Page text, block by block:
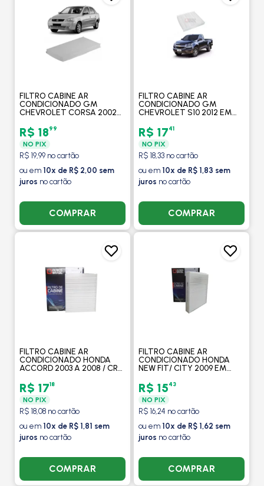
FILTRO CABINE AR
CONDICIONADO GM
CHEVROLET CORSA 2002
2003 A 2010 - FILTROS
BRASIL
R$ 1899
NO PIX
R$ 19,99 no cartão
ou em 10x de R$ 2,00 sem
juros no cartão
COMPRAR
FILTRO CABINE AR
CONDICIONADO GM
CHEVROLET S10 2012 EM
16V DIESEL - FILTROS
BRASIL
R$ 1741
NO PIX
R$ 18,33 no cartão
ou em 10x de R$ 1,83 sem
juros no cartão
COMPRAR
FILTRO CABINE AR
CONDICIONADO HONDA
ACCORD 2003 A 2008 / CRV
CIVIC 2007 A 2015 -
FILTROS BRASIL
R$ 1718
NO PIX
R$ 18,08 no cartão
ou em 10x de R$ 1,81 sem
juros no cartão
COMPRAR
FILTRO CABINE AR
CONDICIONADO HONDA
NEW FIT/ CITY 2009 EM
DIANTE / NOVO CIVIC 2016
EM DIANTE - FILTROS
BRASIL
R$ 1543
NO PIX
R$ 16,24 no cartão
ou em 10x de R$ 1,62 sem
juros no cartão
COMPRAR